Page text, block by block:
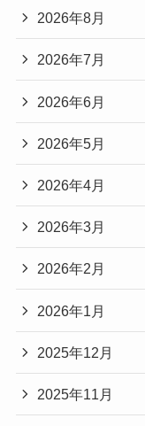
2026年8月
2026年7月
2026年6月
2026年5月
2026年4月
2026年3月
2026年2月
2026年1月
2025年12月
2025年11月